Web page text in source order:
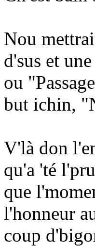
Nou
d'sus et
ou
but ichin,
V'là don
qu'a 'té
que
l'honneur
coup